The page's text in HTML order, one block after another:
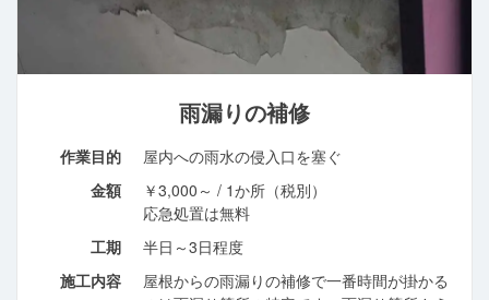
雨漏りの補修
作業目的
屋内への雨水の侵入口を塞ぐ
金額
￥3,000～ / 1か所（税別）
応急処置は無料
工期
半日～3日程度
施工内容
屋根からの雨漏りの補修で一番時間が掛かる